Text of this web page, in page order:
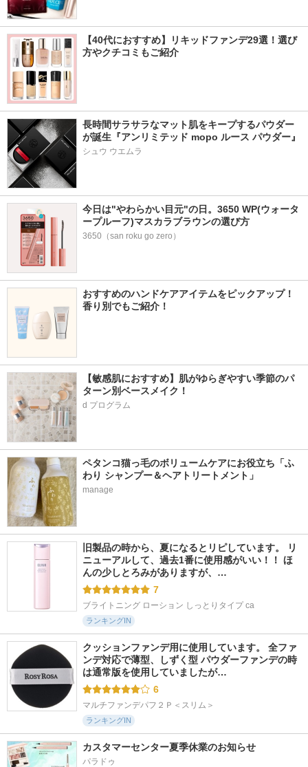
【40代におすすめ】リキッドファンデ29選！選び
方やクチコミもご紹介
長時間サラサラなマット肌をキープするパウダー
が誕生『アンリミテッド mopo ルース パウダー』
シュウ ウエムラ
今日は"やわらかい目元"の日。3650 WP(ウォータ
ープルーフ)マスカラブラウンの選び方
3650（san roku go zero）
おすすめのハンドケアアイテムをピックアップ！
香り別でもご紹介！
【敏感肌におすすめ】肌がゆらぎやすい季節のパ
ターン別ベースメイク！
d プログラム
ペタンコ猫っ毛のボリュームケアにお役立ち「ふ
わり シャンプー＆ヘアトリートメント」
manage
旧製品の時から、夏になるとリピしています。 リ
ニューアルして、過去1番に使用感がいい！！ ほ
んの少しとろみがありますが、…
7
ブライトニング ローション しっとりタイプ ca
ランキングIN
クッションファンデ用に使用しています。 全ファ
ンデ対応で薄型、しずく型 パウダーファンデの時
は通常版を使用していましたが…
6
マルチファンデパフ２Ｐ＜スリム＞
ランキングIN
カスタマーセンター夏季休業のお知らせ
パラドゥ